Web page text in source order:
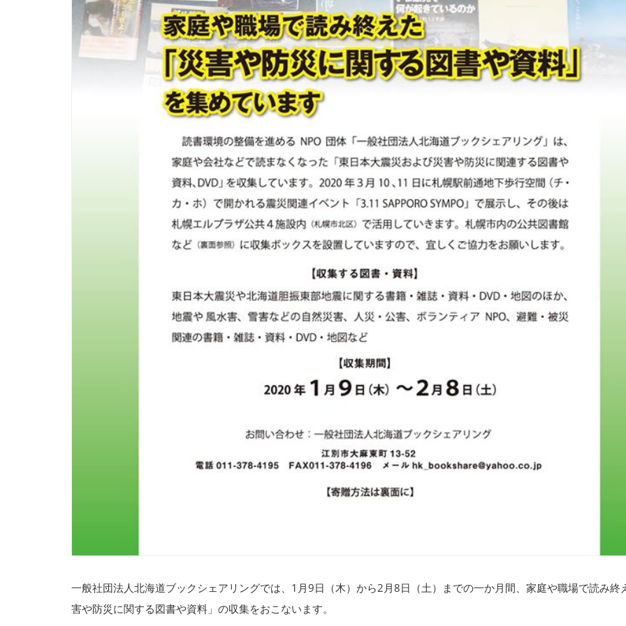
一般社団法人北海道ブックシェアリングでは、1月9日（木）から2月8日（土）までの一か月間、家庭や職場で読み終
害や防災に関する図書や資料」の収集をおこないます。